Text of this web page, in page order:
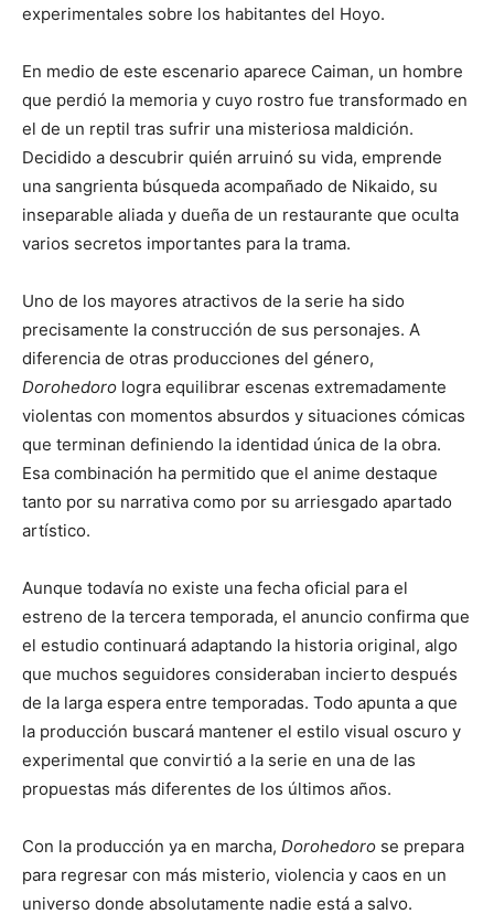
experimentales sobre los habitantes del Hoyo.
En medio de este escenario aparece Caiman, un hombre
que perdió la memoria y cuyo rostro fue transformado en
el de un reptil tras sufrir una misteriosa maldición.
Decidido a descubrir quién arruinó su vida, emprende
una sangrienta búsqueda acompañado de Nikaido, su
inseparable aliada y dueña de un restaurante que oculta
varios secretos importantes para la trama.
Uno de los mayores atractivos de la serie ha sido
precisamente la construcción de sus personajes. A
diferencia de otras producciones del género,
Dorohedoro logra equilibrar escenas extremadamente
violentas con momentos absurdos y situaciones cómicas
que terminan definiendo la identidad única de la obra.
Esa combinación ha permitido que el anime destaque
tanto por su narrativa como por su arriesgado apartado
artístico.
Aunque todavía no existe una fecha oficial para el
estreno de la tercera temporada, el anuncio confirma que
el estudio continuará adaptando la historia original, algo
que muchos seguidores consideraban incierto después
de la larga espera entre temporadas. Todo apunta a que
la producción buscará mantener el estilo visual oscuro y
experimental que convirtió a la serie en una de las
propuestas más diferentes de los últimos años.
Con la producción ya en marcha, Dorohedoro se prepara
para regresar con más misterio, violencia y caos en un
universo donde absolutamente nadie está a salvo.